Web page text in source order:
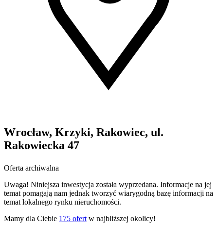
Wrocław, Krzyki, Rakowiec, ul.
Rakowiecka 47
Oferta archiwalna
Uwaga! Niniejsza inwestycja została wyprzedana. Informacje na jej
temat pomagają nam jednak tworzyć wiarygodną bazę informacji na
temat lokalnego rynku nieruchomości.
Mamy dla Ciebie 175 ofert w najbliższej okolicy!